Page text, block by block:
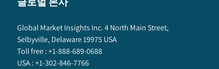
Global Market Insights Inc. 4 North Main Street,
Selbyville, Delaware 19975 USA
Toll free :+1-888-689-0688
USA :+1-302-846-7766